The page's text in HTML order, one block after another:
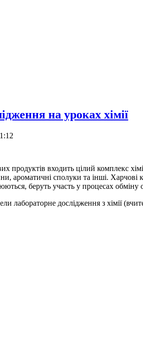
на уроках хімії
продуктів входить цілий комплекс
ароматичні сполуки та інші. Харчові
беруть участь у процесах
лабораторне дослідження з хімії